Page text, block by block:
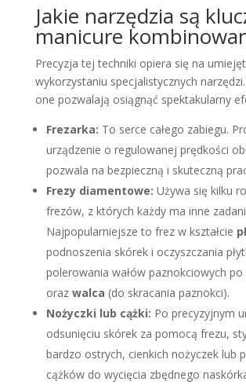
Jakie narzędzia są
manicure
Precyzja tej techniki opiera się na
wykorzystaniu specjalistycznych
one pozwalają osiągnąć spektakularny
Frezarka: To serce całego zabiegu.
urządzenie o regulowanej prędkości
pozwala na bezpieczną i skuteczną
Frezy diamentowe: Używa się kilku
frezów, z których każdy ma inne
Najpopularniejsze to frez w kształcie
podnoszenia skórek i oczyszczania
polerowania wałów paznokciowych po
oraz walca (do skracania paznokci).
Nożyczki lub cążki: Po precyzyjnym
odsunięciu skórek za pomocą frezu,
bardzo ostrych, cienkich nożyczek lub
cążków do wycięcia zbędnego